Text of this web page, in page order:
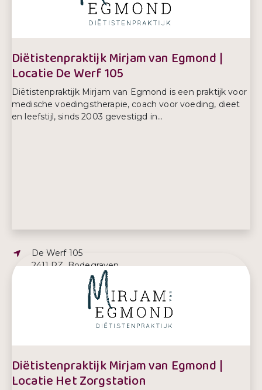
Telefoonnummer:
088 - 3438478
Diëtistenpraktijk Mirjam van Egmond |
Locatie De Werf 105
Diëtistenpraktijk Mirjam van Egmond is een praktijk voor
medische voedingstherapie, coach voor voeding, dieet
en leefstijl, sinds 2003 gevestigd in...
Adres:
De Werf 105
2411 RZ, Bodegraven
dietistemirjam@gmail.com
Telefoonnummer:
Diëtistenpraktijk Mirjam van Egmond |
Locatie Het Zorgstation